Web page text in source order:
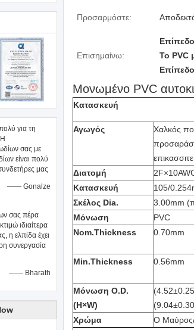
για τη
σας με
είναι πολύ
μας
—— Gonalze
σας πέρα
ιδιαίτερα
η ελπίδα έχει
συνεργασία
—— Bharath
Προσαρμόστε:
Επισημαίνω:
Το PVC
Μονωμένο PVC
Κατασκευή
Αγωγός
Χαλκός
Διατομή
Κατασκευή
105/
Σκέλος Dia.
3.00mm (
Μόνωση
PVC
Nom.Thickness
0.70mm
Min.Thickness 0.56mm
Μόνωση O.D.
(H×W)
Χρώμα
Ο Μαύρος/